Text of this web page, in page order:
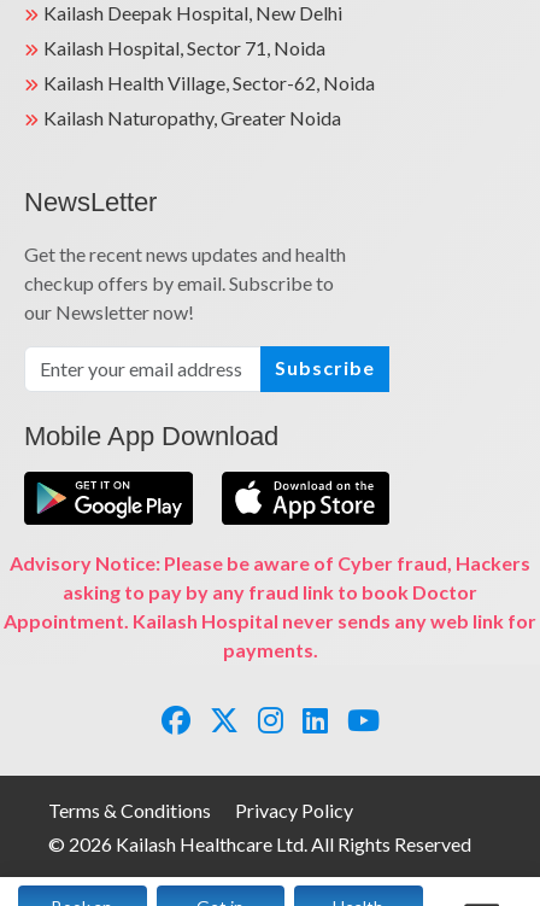
Kailash Deepak Hospital, New Delhi
Kailash Hospital, Sector 71, Noida
Kailash Health Village, Sector-62, Noida
Kailash Naturopathy, Greater Noida
NewsLetter
Get the recent news updates and health
checkup offers by email. Subscribe to
our Newsletter now!
Subscribe
Mobile App Download
Advisory Notice: Please be aware of Cyber fraud, Hackers
asking to pay by any fraud link to book Doctor
Appointment. Kailash Hospital never sends any web link for
payments.
Terms & Conditions
Privacy Policy
© 2026 Kailash Healthcare Ltd. All Rights Reserved